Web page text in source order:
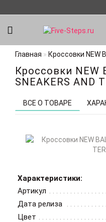
Главная Кроссовки NEW
Кроссовки NEW
SNEAKERS AND
ВСЕ О ТОВАРЕ
Характеристики:
Артикул
Дата релиза
Цвет